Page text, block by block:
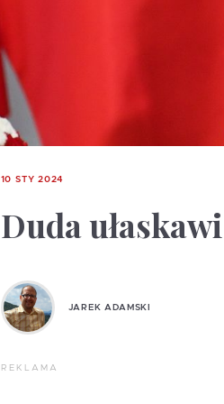
10 STY 2024
Duda
JAREK ADAMSKI
REKLAMA